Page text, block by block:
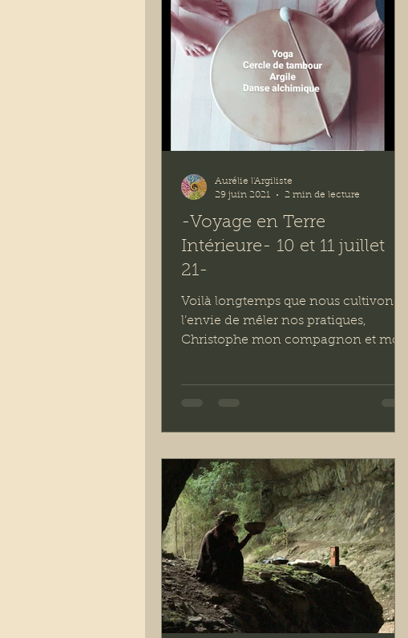
introspectifs et des pratiques de
groupe, Des créations individuelles, et
des pratiques colle
-Voyage en Terre
Intérieure- 10 et 11 juillet
21-
Voilà longtemps que nous cultivons
l’envie de mêler nos pratiques,
Christophe mon compagnon et moi ,
Aurélie l'Argiliste
29 juin 2021
2 min de lecture